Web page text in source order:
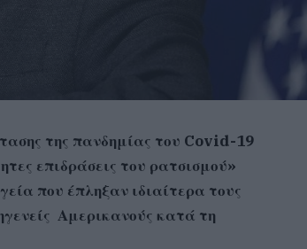
της πανδημίας του Covid-19
επιδράσεις του ρατσισμού»
που έπληξαν ιδιαίτερα τους
Αμερικανούς κατά τη